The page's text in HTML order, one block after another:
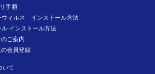
手順
ウィルス インストール方法
インストール方法
ご案内
会員登録
いて